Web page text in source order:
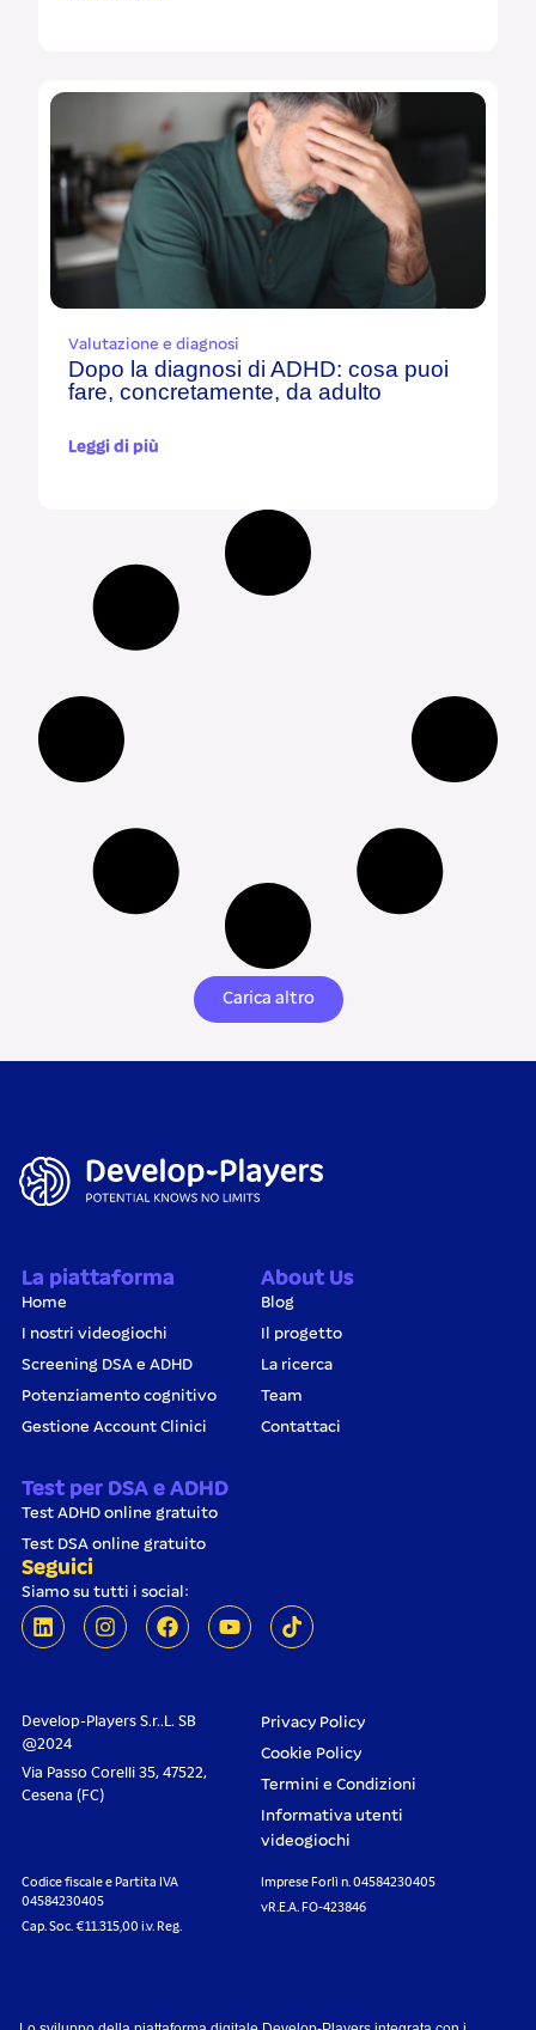
Valutazione e diagnosi
Dopo la diagnosi di ADHD: cosa puoi
fare, concretamente, da adulto
Leggi di più
Carica altro
La piattaforma
Home
I nostri videogiochi
Screening DSA e ADHD
Potenziamento cognitivo
Gestione Account Clinici
About Us
Blog
Il progetto
La ricerca
Team
Contattaci
Test per DSA e ADHD
Test ADHD online gratuito
Test DSA online gratuito
Seguici
Siamo su tutti i social:
Develop-Players S.r..L. SB
@2024
Via Passo Corelli 35, 47522,
Cesena (FC)
Privacy Policy
Cookie Policy
Termini e Condizioni
Informativa utenti
videogiochi
Codice fiscale e Partita IVA
04584230405
Cap. Soc. €11.315,00 i.v. Reg.
Imprese Forlì n. 04584230405
vR.E.A. FO-423846